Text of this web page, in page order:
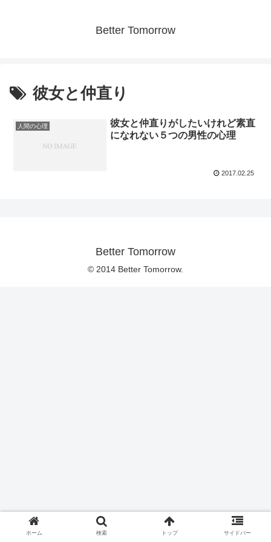
Better Tomorrow
彼女と仲直り
人間の心理
彼女と仲直りがしたいけれど素直
になれない５つの男性の心理
2017.02.25
Better Tomorrow
© 2014 Better Tomorrow.
ホーム 検索 トップ サイドバー